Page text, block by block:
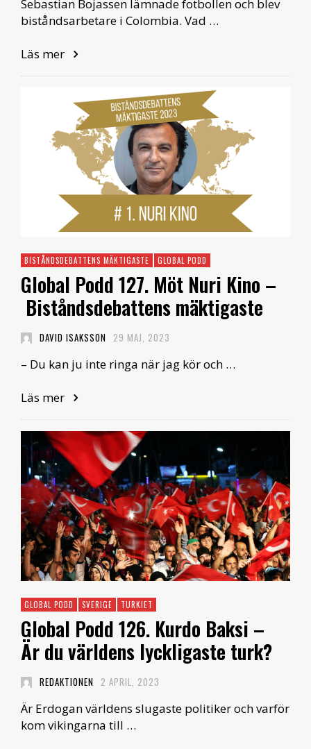
Sebastian Bojassen lämnade fotbollen och blev
biståndsarbetare i Colombia. Vad …
Läs mer
BISTÅNDSDEBATTENS MÄKTIGASTE GLOBAL PODD
Global Podd 127. Möt Nuri Kino –
Biståndsdebattens mäktigaste
DAVID ISAKSSON 29 MAJ, 2023
– Du kan ju inte ringa när jag kör och …
Läs mer
GLOBAL PODD SVERIGE TURKIET
Global Podd 126. Kurdo Baksi –
Är du världens lyckligaste turk?
REDAKTIONEN 2 APRIL, 2023
Är Erdogan världens slugaste politiker och varför
kom vikingarna till …